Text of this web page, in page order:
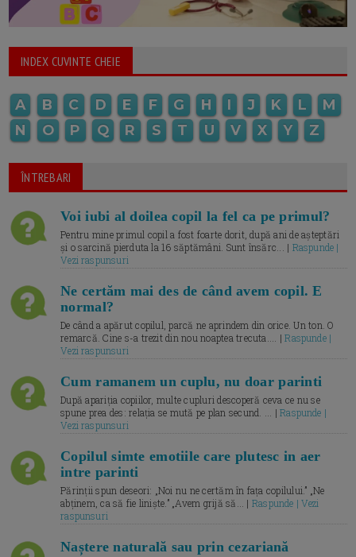
INDEX CUVINTE CHEIE
A B C D E F G H I J K L
M
N
O P Q R S T U V X Y Z
ÎNTREBARI
Voi iubi al doilea copil la fel ca pe primul?
Pentru mine primul copil a fost foarte dorit, după ani de așteptări
și o sarcină pierduta la 16 săptămâni. Sunt însărc... | Raspunde |
Vezi raspunsuri
Ne certăm mai des de când avem copil. E
normal?
De când a apărut copilul, parcă ne aprindem din orice. Un ton. O
remarcă. Cine s-a trezit din nou noaptea trecuta.... |Raspunde |
Vezi raspunsuri
Cum ramanem un cuplu, nu doar parinti
După apariția copiilor, multe cupluri descoperă ceva ce nu se
spune prea des: relația se mută pe plan secund. ... |Raspunde |
Vezi raspunsuri
Copilul simte emotiile care plutesc in aer
intre parinti
Părinții spun deseori: „Noi nu ne certăm în fața copilului.” „Ne
abținem, ca să fie liniște.” „Avem grijă să... | Raspunde | Vezi
raspunsuri
Naștere naturală sau prin cezariană